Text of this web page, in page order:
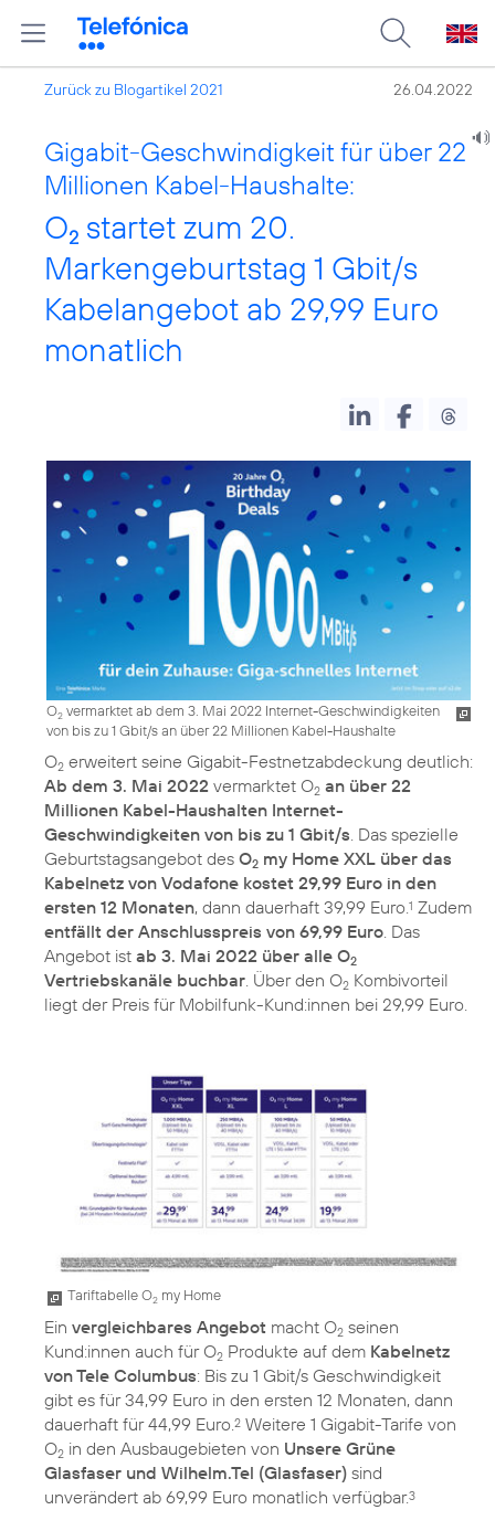
Zurück zu Blogartikel 2021 26.04.2022
Gigabit-Geschwindigkeit für über 22
Millionen Kabel-Haushalte:
O2 startet zum 20.
Markengeburtstag 1 Gbit/s
Kabelangebot ab 29,99 Euro
monatlich
O2 vermarktet ab dem 3. Mai 2022 Internet-Geschwindigkeiten
von bis zu 1 Gbit/s an über 22 Millionen Kabel-Haushalte
O2 erweitert seine Gigabit-Festnetzabdeckung deutlich:
Ab dem 3. Mai 2022 vermarktet O2 an über 22
Millionen Kabel-Haushalten Internet-
Geschwindigkeiten von bis zu 1 Gbit/s . Das spezielle
Geburtstagsangebot des O2 my Home XXL über das
Kabelnetz von Vodafone kostet 29,99 Euro in den
ersten 12 Monaten, dann dauerhaft 39,99 Euro. 1 Zudem
entfällt der Anschlusspreis von 69,99 Euro . Das
Angebot ist ab 3. Mai 2022 über alle O2
Vertriebskanäle buchbar . Über den O2 Kombivorteil
liegt der Preis für Mobilfunk-Kund:innen bei 29,99 Euro.
Tariftabelle O2 my Home
Ein vergleichbares Angebot macht O2 seinen
Kund:innen auch für O2 Produkte auf dem Kabelnetz
von Tele Columbus: Bis zu 1 Gbit/s Geschwindigkeit
gibt es für 34,99 Euro in den ersten 12 Monaten, dann
dauerhaft für 44,99 Euro.2 Weitere 1 Gigabit-Tarife von
O2 in den Ausbaugebieten von Unsere Grüne
Glasfaser und Wilhelm.Tel (Glasfaser) sind
unverändert ab 69,99 Euro monatlich verfügbar.3